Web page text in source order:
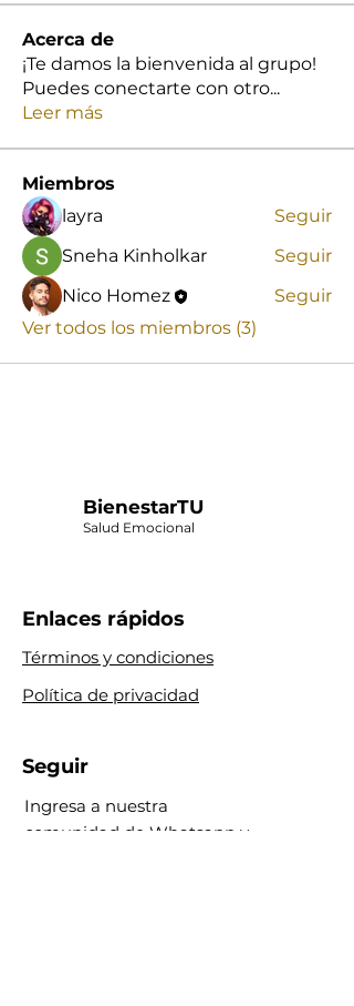
Acerca de
¡Te damos la bienvenida al grupo!
Puedes conectarte con otro...
Leer más
Miembros
layra
Seguir
Sneha Kinholkar
Seguir
Nico Homez
Seguir
Ver todos los miembros (3)
BienestarTU
Salud Emocional
Enlaces rápidos
Términos y condiciones
Política de privacidad
Seguir
Ingresa a nuestra
comunidad de Whatsapp y